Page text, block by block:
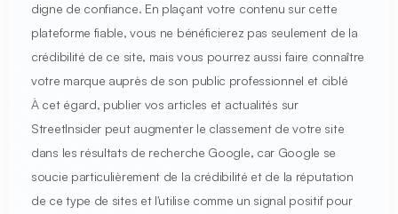
digne de confiance. En plaçant votre contenu sur cette
plateforme fiable, vous ne bénéficierez pas seulement de la
crédibilité de ce site, mais vous pourrez aussi faire connaître
votre marque auprès de son public professionnel et ciblé
À cet égard, publier vos articles et actualités sur
StreetInsider peut augmenter le classement de votre site
dans les résultats de recherche Google, car Google se
soucie particulièrement de la crédibilité et de la réputation
de ce type de sites et l'utilise comme un signal positif pour